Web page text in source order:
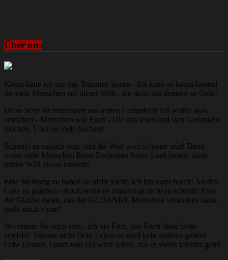
Über uns
Kaum hätte ich mir das Träumen lassen - Ich kann es kaum fassen!
So viele Menschen auf dieser Welt - die nicht nur denken an Geld!
Diese Seite ist entstanden aus reinen Gedanken! Ich wollte was
erreichen - Menschen wie Euch - Die das lesen und sich Gedanken
machen, Über so viele Sachen!
Schreibt es einfach rein, und die Welt wird schöner sein! Denn
wenn viele Menschen Ihren Gedanken freien Lauf lassen, dann
haben WIR etwas erreicht!
Eine Meinung zu haben ist nicht leicht, Ich bin dazu bereit! An das
Gute zu glauben - Auch wenn es manchmal nicht so scheint! Aber
der Glaube daran, das der GEDANKE Menschen verändern kann -
treibt mich voran!
Wo immer Ihr auch seid - ich bin Froh, das Euch diese Seite
erreicht! Träume nicht Dein Leben es wird kein anderes geben!
Lebe Deinen Traum und Du wirst sehen, das es vieles leichter geht!